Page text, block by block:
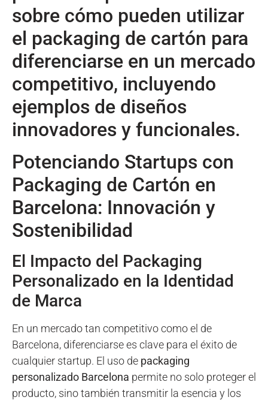
sobre cómo pueden utilizar
el packaging de cartón para
diferenciarse en un mercado
competitivo, incluyendo
ejemplos de diseños
innovadores y funcionales.
Potenciando Startups con
Packaging de Cartón en
Barcelona: Innovación y
Sostenibilidad
El Impacto del Packaging
Personalizado en la Identidad
de Marca
En un mercado tan competitivo como el de
Barcelona, diferenciarse es clave para el éxito de
cualquier startup. El uso de packaging
personalizado Barcelona permite no solo proteger el
producto, sino también transmitir la esencia y los